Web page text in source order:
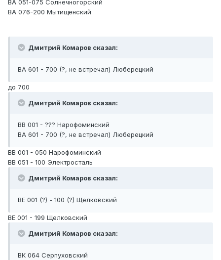
ВА 051-075 Солнечногорский
ВА 076-200 Мытищенский
Дмитрий Комаров сказал:
ВА 601 - 700 (?, не встречал) Люберецкий
до 700
Дмитрий Комаров сказал:
ВВ 001 - ??? Нарофоминский
ВА 601 - 700 (?, не встречал) Люберецкий
ВВ 001 - 050 Нарофоминский
ВВ 051 - 100 Электросталь
Дмитрий Комаров сказал:
ВЕ 001 (?) - 100 (?) Щелковский
ВЕ 001 - 199 Щелковский
Дмитрий Комаров сказал:
ВК 064 Серпуховский